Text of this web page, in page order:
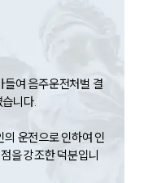
들여 음주운전처벌 결
니다.
운전으로 인하여 인
을 강조한 덕분입니